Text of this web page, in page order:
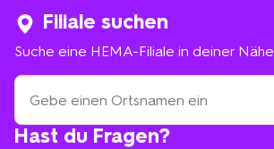
Hast du Fragen?
Filiale suchen
Suche eine HEMA-Filiale in deiner Nähe
Suche
eine
HEMA-
Filiale